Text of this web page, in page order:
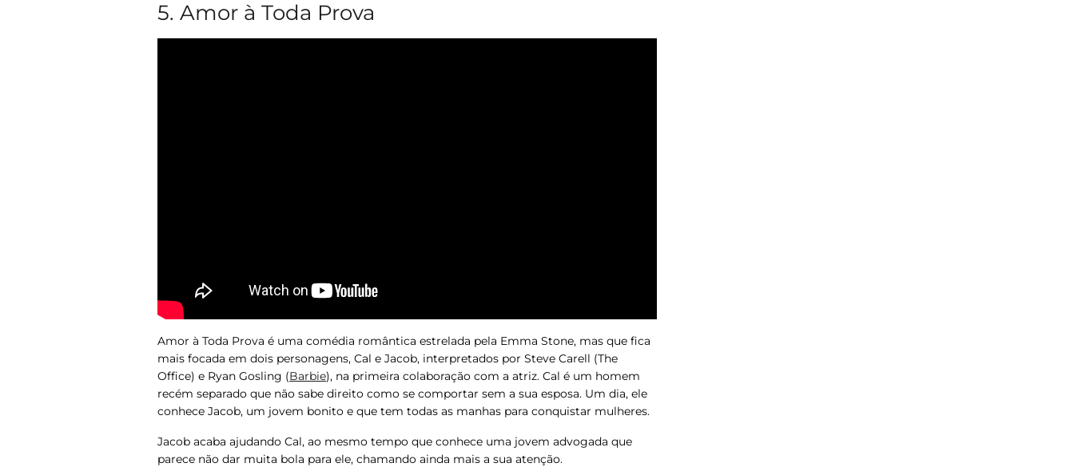
5. Amor à Toda Prova
Amor à Toda Prova é uma comédia romântica estrelada pela Emma Stone, mas que fica
mais focada em dois personagens, Cal e Jacob, interpretados por Steve Carell (The
Office) e Ryan Gosling (Barbie), na primeira colaboração com a atriz. Cal é um homem
recém separado que não sabe direito como se comportar sem a sua esposa. Um dia, ele
conhece Jacob, um jovem bonito e que tem todas as manhas para conquistar mulheres.
Jacob acaba ajudando Cal, ao mesmo tempo que conhece uma jovem advogada que
parece não dar muita bola para ele, chamando ainda mais a sua atenção.